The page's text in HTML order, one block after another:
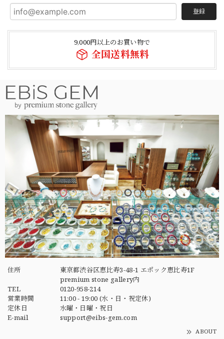
登録
9,000円以上のお買い物で
全国送料無料
住所
東京都渋谷区恵比寿3-48-1 エポック恵比寿1F
premium stone gallery内
TEL
0120-958-214
営業時間
11:00 - 19:00 (水・日・祝定休)
定休日
水曜・日曜・祝日
E-mail
support@eibs-gem.com
ABOUT